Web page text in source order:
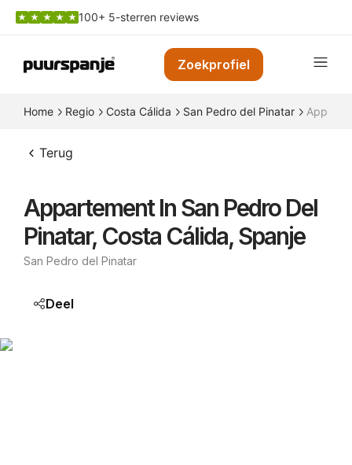
100+ 5-sterren reviews
Zoekprofiel
Home Regio Costa Cálida San Pedro del Pinatar
Terug
Appartement In San Pedro Del
Pinatar, Costa Cálida, Spanje
San Pedro del Pinatar
Deel